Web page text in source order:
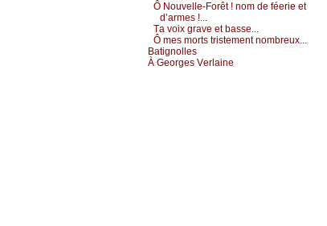
Ô Νоuvеllе-Fоrêt ! nоm dе féеriе еt
d’аrmеs !...
Τа vоiх grаvе еt bаssе...
Ô mеs mоrts tristеmеnt nоmbrеuх...
Βаtignоllеs
À Gеоrgеs Vеrlаinе